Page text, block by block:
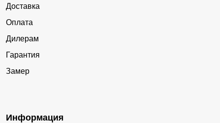
Доставка
Оплата
Дилерам
Гарантия
Замер
Информация